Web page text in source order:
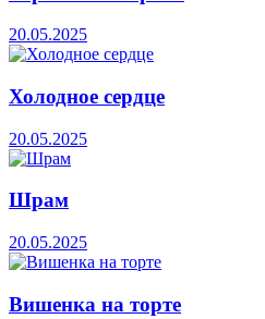
20.05.2025
Холодное сердце
20.05.2025
Шрам
20.05.2025
Вишенка на торте